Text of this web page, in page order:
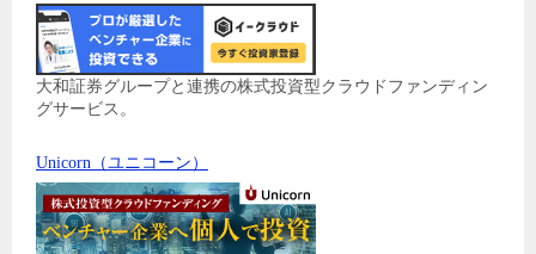
大和証券グループと連携の株式投資型クラウドファンディン
グサービス。
Unicorn（ユニコーン）